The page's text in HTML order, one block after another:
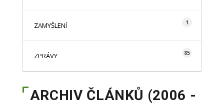
ZAMYŠLENÍ 1
ZPRÁVY 85
ARCHIV ČLÁNKŮ (2006 -